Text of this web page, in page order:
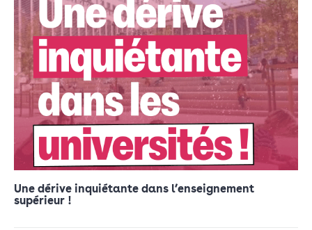
Une dérive inquiétante dans l’enseignement
supérieur !